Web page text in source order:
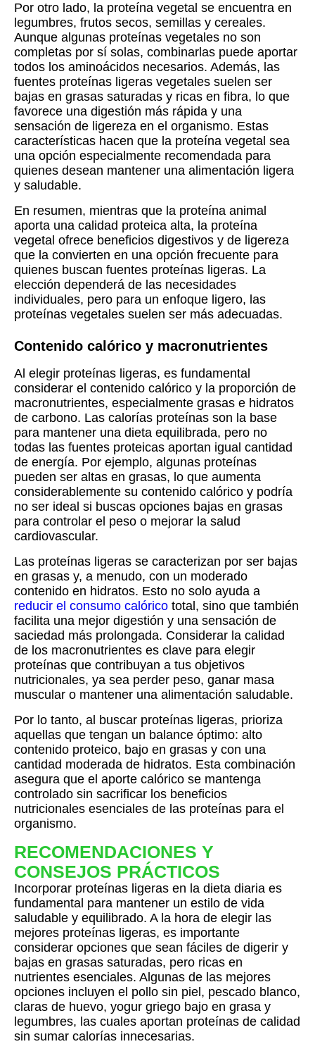
Por otro lado, la proteína vegetal se encuentra en
legumbres, frutos secos, semillas y cereales.
Aunque algunas proteínas vegetales no son
completas por sí solas, combinarlas puede aportar
todos los aminoácidos necesarios. Además, las
fuentes proteínas ligeras vegetales suelen ser
bajas en grasas saturadas y ricas en fibra, lo que
favorece una digestión más rápida y una
sensación de ligereza en el organismo. Estas
características hacen que la proteína vegetal sea
una opción especialmente recomendada para
quienes desean mantener una alimentación ligera
y saludable.
En resumen, mientras que la proteína animal
aporta una calidad proteica alta, la proteína
vegetal ofrece beneficios digestivos y de ligereza
que la convierten en una opción frecuente para
quienes buscan fuentes proteínas ligeras. La
elección dependerá de las necesidades
individuales, pero para un enfoque ligero, las
proteínas vegetales suelen ser más adecuadas.
Contenido calórico y macronutrientes
Al elegir proteínas ligeras, es fundamental
considerar el contenido calórico y la proporción de
macronutrientes, especialmente grasas e hidratos
de carbono. Las calorías proteínas son la base
para mantener una dieta equilibrada, pero no
todas las fuentes proteicas aportan igual cantidad
de energía. Por ejemplo, algunas proteínas
pueden ser altas en grasas, lo que aumenta
considerablemente su contenido calórico y podría
no ser ideal si buscas opciones bajas en grasas
para controlar el peso o mejorar la salud
cardiovascular.
Las proteínas ligeras se caracterizan por ser bajas
en grasas y, a menudo, con un moderado
contenido en hidratos. Esto no solo ayuda a
reducir el consumo calórico total, sino que también
facilita una mejor digestión y una sensación de
saciedad más prolongada. Considerar la calidad
de los macronutrientes es clave para elegir
proteínas que contribuyan a tus objetivos
nutricionales, ya sea perder peso, ganar masa
muscular o mantener una alimentación saludable.
Por lo tanto, al buscar proteínas ligeras, prioriza
aquellas que tengan un balance óptimo: alto
contenido proteico, bajo en grasas y con una
cantidad moderada de hidratos. Esta combinación
asegura que el aporte calórico se mantenga
controlado sin sacrificar los beneficios
nutricionales esenciales de las proteínas para el
organismo.
RECOMENDACIONES Y
CONSEJOS PRÁCTICOS
Incorporar proteínas ligeras en la dieta diaria es
fundamental para mantener un estilo de vida
saludable y equilibrado. A la hora de elegir las
mejores proteínas ligeras, es importante
considerar opciones que sean fáciles de digerir y
bajas en grasas saturadas, pero ricas en
nutrientes esenciales. Algunas de las mejores
opciones incluyen el pollo sin piel, pescado blanco,
claras de huevo, yogur griego bajo en grasa y
legumbres, las cuales aportan proteínas de calidad
sin sumar calorías innecesarias.